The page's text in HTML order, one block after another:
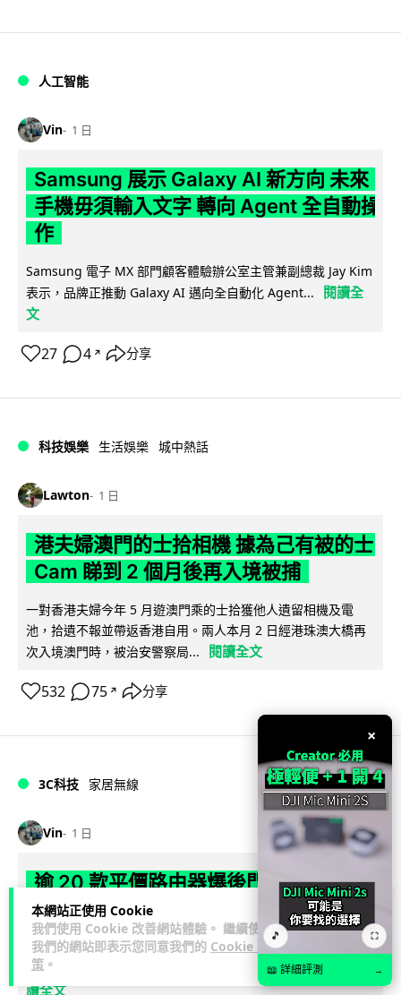
本網站正使用 Cookie
我們使用 Cookie 改善網站體驗。 繼續使用
我們的網站即表示您同意我們的 Cookie 政
策 。
人工智能
Vin 1 日
Samsung 展示 Galaxy AI 新方向 未來
手機毋須輸入文字 轉向 Agent 全自動操
作
Samsung 電子 MX 部門顧客體驗辦公室主管兼副總裁 Jay Kim
表示，品牌正推動 Galaxy AI 邁向全自動化 Agent...
閱讀全
文
27 4 ↗ 分享
科技娛樂 生活娛樂 城中熱話
Lawton 1 日
港夫婦澳門的士拾相機 據為己有被的士
Cam 睇到 2 個月後再入境被捕
一對香港夫婦今年 5 月遊澳門乘的士拾獲他人遺留相機及電
池，拾遺不報並帶返香港自用。兩人本月 2 日經港珠澳大橋再
次入境澳門時，被治安警察局...
閱讀全文
532 75 ↗ 分享
3C科技 家居無線
Vin 1 日
逾 20 款平價路由器爆後門 每 35 秒自
動連線回中國 全球 10 萬用家私隱堪憂
網絡安全公司 VulnCheck 揭發中國智博通電子（Zbtlink）生產
的 20 多款路由器內置後門程式「Endlessdoors」（無盡...
讀全文
×
🎵 ⛶
📖 詳細評測 →